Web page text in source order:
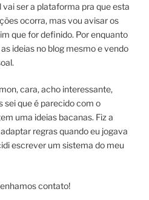
ser a plataforma pra que esta
ocorra, mas vou avisar os
que for definido. Por enquanto
ideias no blog mesmo e vendo
cara, acho interessante,
sei que é parecido com o
uma ideias bacanas. Fiz a
regras quando eu jogava
escrever um sistema do meu
contato!